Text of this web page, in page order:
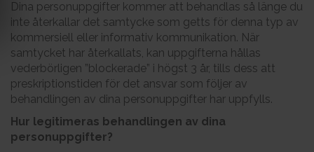
Dina personuppgifter kommer att behandlas så länge du
inte återkallar det samtycke som getts för denna typ av
kommersiell eller informativ kommunikation. När
samtycket har återkallats, kan uppgifterna hållas
vederbörligen ”blockerade” i högst 3 år, tills dess att
preskriptionstiden för det ansvar som följer av
behandlingen av dina personuppgifter har uppfylls.
Hur legitimeras behandlingen av dina
personuppgifter?